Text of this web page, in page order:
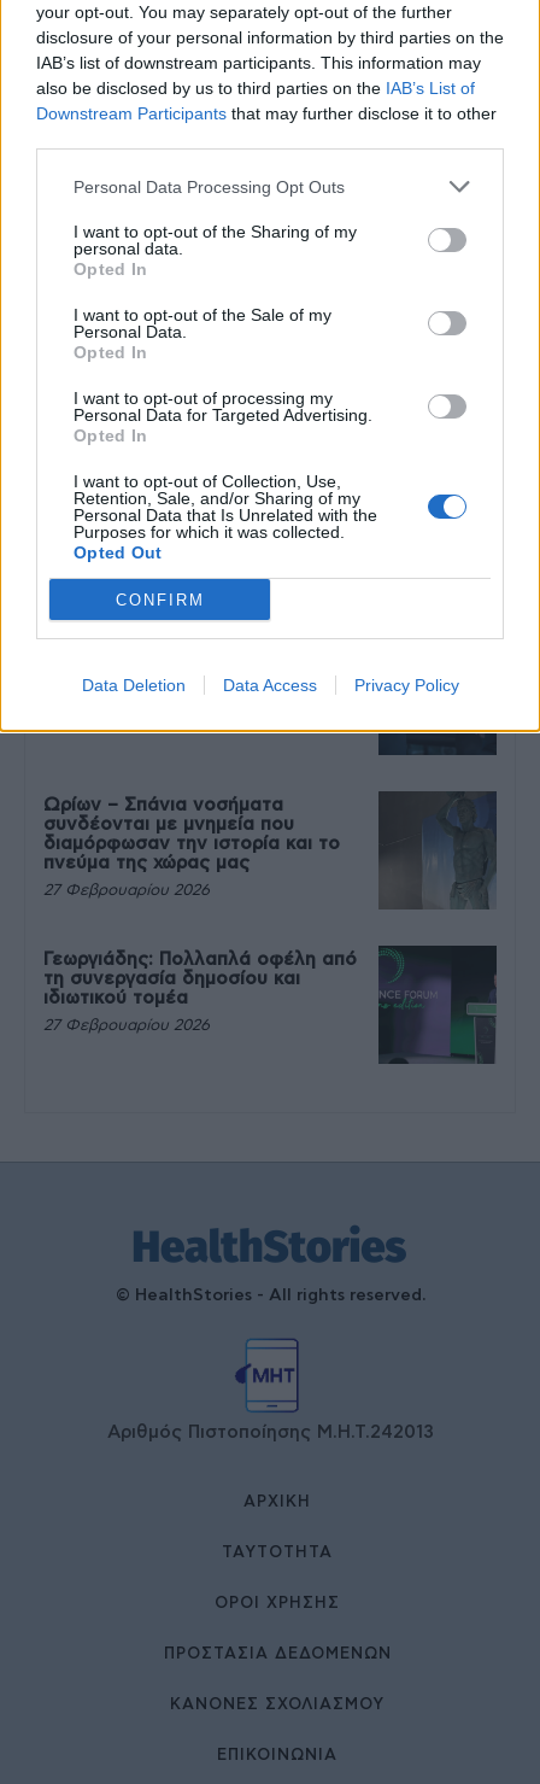
your opt-out. You may separately opt-out of the further
disclosure of your personal information by third parties on the
IAB’s list of downstream participants. This information may
also be disclosed by us to third parties on the IAB’s List of
Downstream Participants that may further disclose it to other
Personal Data Processing Opt Outs
I want to opt-out of the Sharing of my
personal data.
Opted In
I want to opt-out of the Sale of my
Personal Data.
Opted In
I want to opt-out of processing my
Personal Data for Targeted Advertising.
Opted In
I want to opt-out of Collection, Use,
Retention, Sale, and/or Sharing of my
Personal Data that Is Unrelated with the
Purposes for which it was collected.
Opted Out
CONFIRM
Data Deletion Data Access Privacy Policy
Δωρεάν εξετάσεις στους
Λειψούς από τις Κινητές Ιατρικές
Μονάδες
15 Δεκεμβρίου 2023
2
9 πράγματα που δεν πρέπει να
λέτε σε έναν επισκέπτη
27 Φεβρουαρίου 2026
Πάνω από 100 μωρά έχουν
γεννηθεί μέσω εξωσωματικής, με
την υποστήριξη της Be-Live
27 Φεβρουαρίου 2026
πάντα μετά την άσκηση
Ωρίων – Σπάνια νοσήματα
συνδέονται με μνημεία που
διαμόρφωσαν την ιστορία και το
πνεύμα της χώρας μας
27 Φεβρουαρίου 2026
Γεωργιάδης: Πολλαπλά οφέλη από
τη συνεργασία δημοσίου και
ιδιωτικού τομέα
27 Φεβρουαρίου 2026
© HealthStories - All rights reserved.
Αριθμός Πιστοποίησης Μ.Η.Τ.242013
ΑΡΧΙΚΉ
ΤΑΥΤΌΤΗΤΑ
ΌΡΟΙ ΧΡΉΣΗΣ
ΠΡΟΣΤΑΣΙΑ ΔΕΔΟΜΕΝΩΝ
ΚΑΝΟΝΕΣ ΣΧΟΛΙΑΣΜΟΥ
ΕΠΙΚΟΙΝΩΝΊΑ